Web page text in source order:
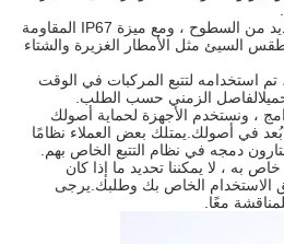
الفاصل الزمني حسب الطلب.
دمجه في نظام التتبع الخاص بهم.
معًا.